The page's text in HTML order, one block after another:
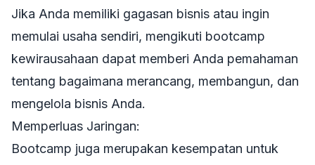
Jika Anda memiliki gagasan bisnis atau ingin
memulai usaha sendiri, mengikuti bootcamp
kewirausahaan dapat memberi Anda pemahaman
tentang bagaimana merancang, membangun, dan
mengelola bisnis Anda.
Memperluas Jaringan:
Bootcamp juga merupakan kesempatan untuk